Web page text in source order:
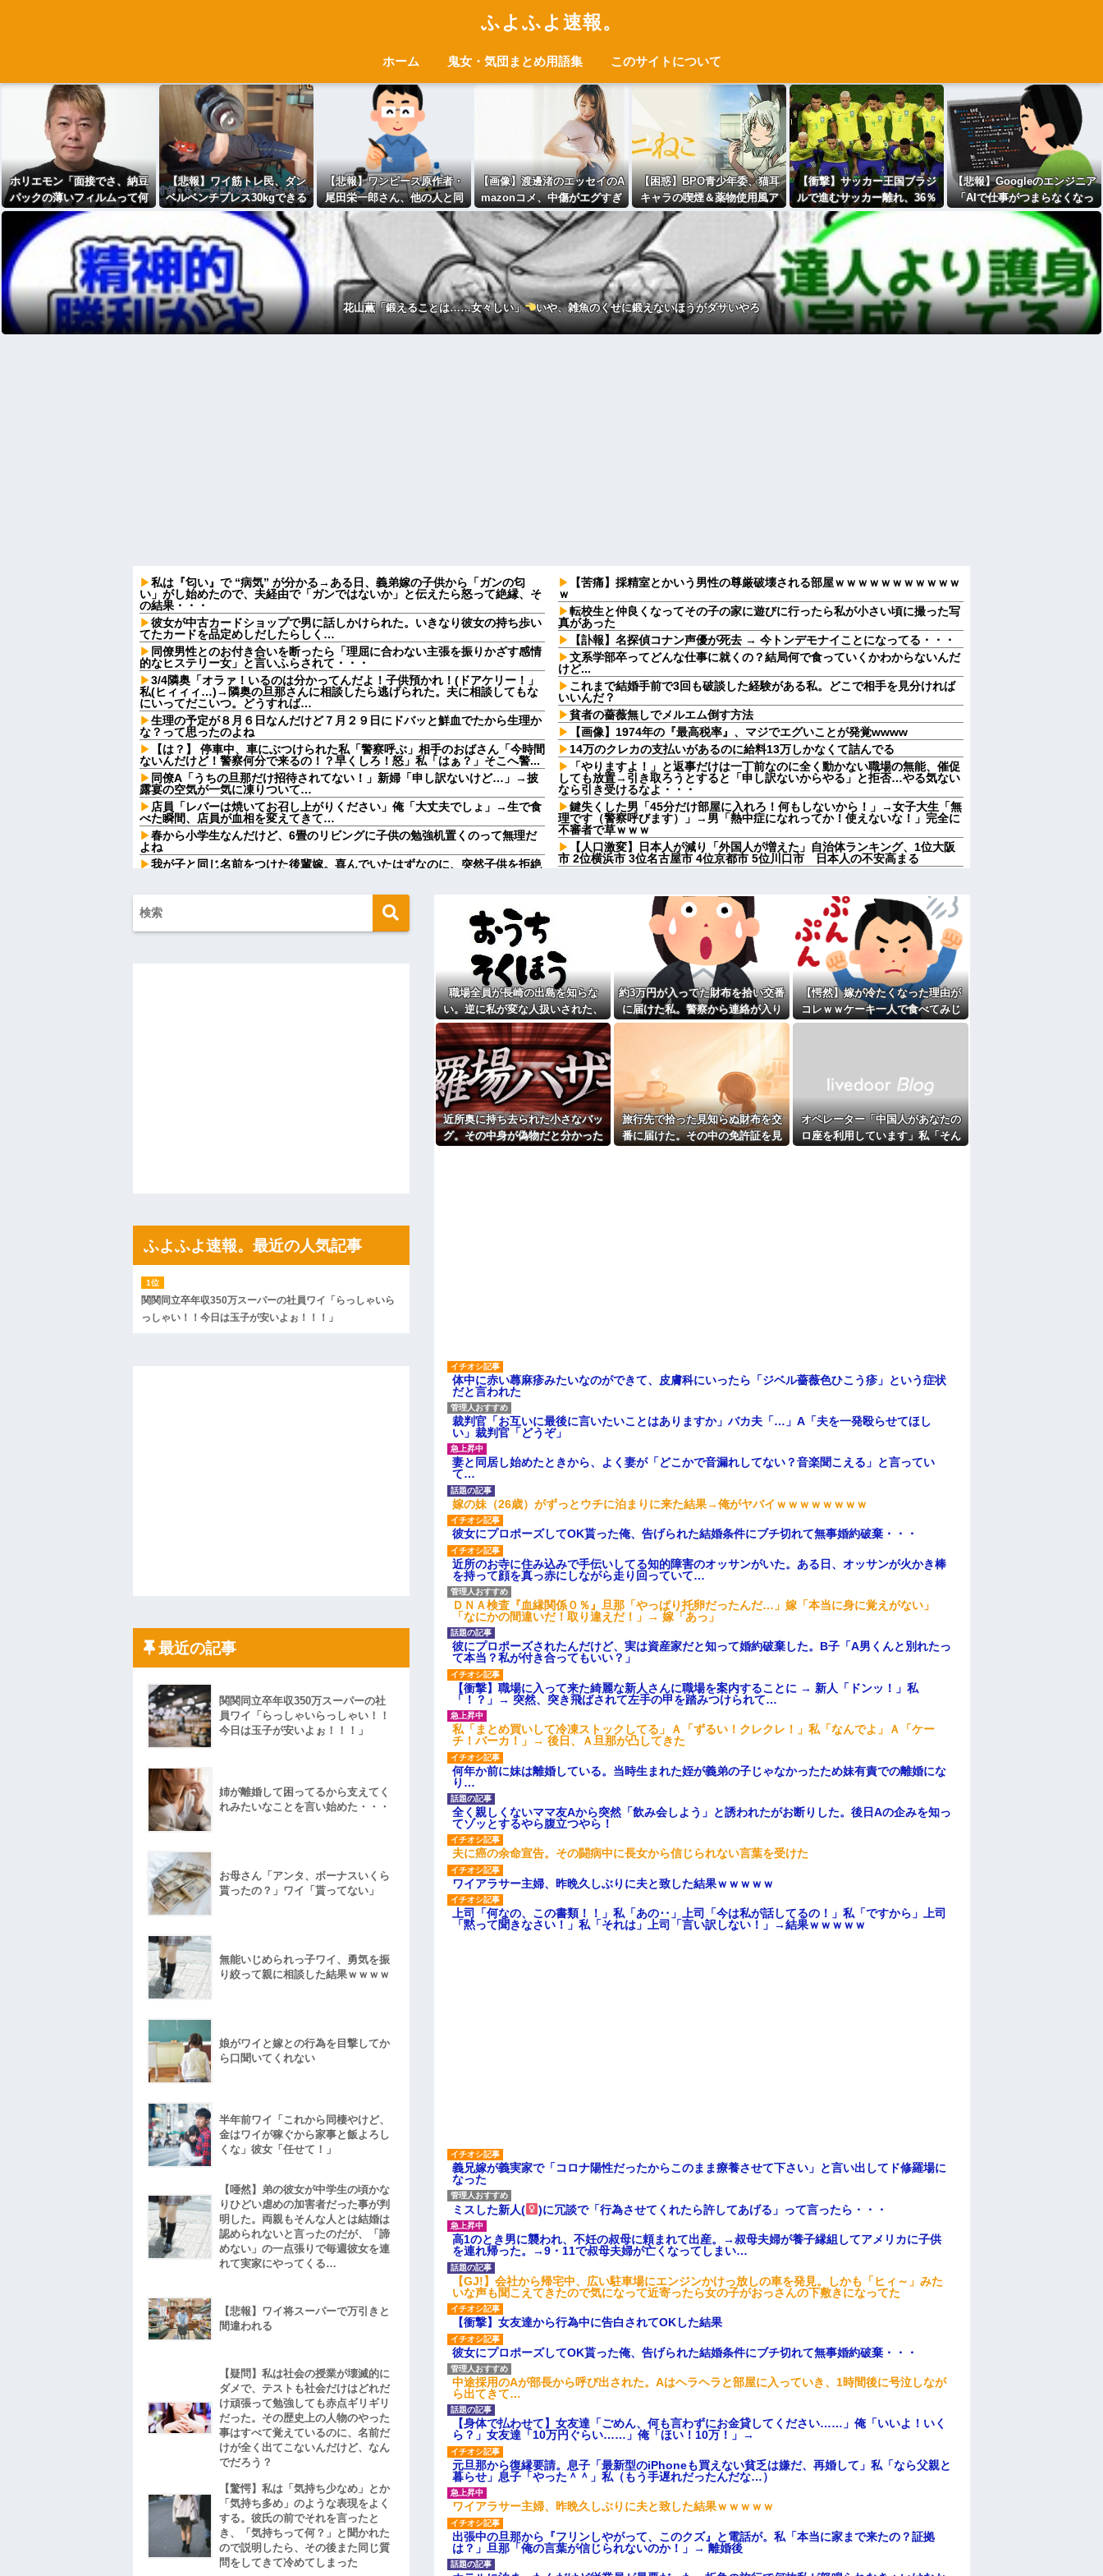
ふよふよ速報。
ホーム 鬼女・気団まとめ用語集 このサイトについて
ホリエモン「面接でさ、納豆
パックの薄いフィルムって何
のために入っていの？って聞
【悲報】ワイ筋トレ民、ダン
ベルベンチプレス30kgできる
ようになったのに全然マッチ
ョじゃなくて泣く
【悲報】ワンピース原作者・
尾田栄一郎さん、他の人と同
じ「漫画家」という肩書きに
【画像】渡邊渚のエッセイのA
mazonコメ、中傷がエグすぎ
る
【困惑】BPO青少年委、猫耳
キャラの喫煙＆薬物使用風ア
ニメをガチ議
論・・・・・・・・・
【衝撃】サッカー王国ブラジ
ルで進むサッカー離れ、36％
が「関心な
し」・・・・・・・・・
【悲報】Googleのエンジニア
「AIで仕事がつまらなくなっ
た」
花山薫「鍛えることは……女々しい」 いや、雑魚のくせに鍛えないほうがダサいやろ
私は『匂い』で “病気” が分かる→ある日、義弟嫁の子供から「ガンの匂
い」がし始めたので、夫経由で「ガンではないか」と伝えたら怒って絶縁、そ
の結果・・・
彼女が中古カードショップで男に話しかけられた。いきなり彼女の持ち歩い
てたカードを品定めしだしたらしく…
同僚男性とのお付き合いを断ったら「理屈に合わない主張を振りかざす感情
的なヒステリー女」と言いふらされて・・・
3/4隣奥「オラァ！いるのは分かってんだよ！子供預かれ！(ドアケリー！」
私(ヒィィィ…)→隣奥の旦那さんに相談したら逃げられた。夫に相談してもな
にいってだこいつ。どうすれば…
生理の予定が８月６日なんだけど７月２９日にドバッと鮮血でたから生理か
な？って思ったのよね
【は？】 停車中、車にぶつけられた私「警察呼ぶ」相手のおばさん「今時間
ないんだけど！警察何分で来るの！？早くしろ！怒」私「はぁ？」そこへ警...
同僚A「うちの旦那だけ招待されてない！」新婦「申し訳ないけど…」→披
露宴の空気が一気に凍りついて…
店員「レバーは焼いてお召し上がりください」俺「大丈夫でしょ」→生で食
べた瞬間、店員が血相を変えてきて…
春から小学生なんだけど、6畳のリビングに子供の勉強机置くのって無理だ
よね
我が子と同じ名前をつけた後輩嫁。喜んでいたはずなのに、突然子供を拒絶
お腹の中にいる子供が男だと判明したら嫁がキレ出した。嫁はどうしても女
が欲しかったらしく...
【悲報】 ワイ「ラーメン一袋だけじゃ足らんわ！二袋作ったろ！」→結果ｗ
ｗｗ
【爆笑動画】ママさん「新しい洗濯機買って1発目に回したらコレw」←こw
【画像】令和最新版の宇垣美里さん←こう言うのでいいんだよが目一杯詰ま
移民ベトナム女達の宅飲み、レベチｗｗｗｗｗｗｗｗｗｗｗｗｗｗｗｗｗｗ
【驚愕】SNSで異性とやりとり《不倫》になる？→既婚男女の約7割がまさ
【画像】ディズニーのおいなり巻（600円）、流石にアレすぎて賛否両論の
俺「ゲーム機どこ？」親「ちょっと借りたよ」→どうぶつの森を開いた瞬
ハードオフに売っていた4万4000円のフィギュアがヤバすぎるｗｗｗｗｗｗ
後続車にクラクションを鳴らされ彼氏が逆切れ。「何クラクション鳴らして
んだ！降りてこいよ！」と怒鳴りだし...
【衝撃】報酬100万円超の治験募集がこちらｗｗｗｗｗ(※画像あり)
ｗｗｗｗｗｗｗｗｗｗ
【愕然】白のクラウン俺氏、高速道路左車線を制限速度で走った結果
wwwwwwwwwwww
【苦痛】採精室とかいう男性の尊厳破壊される部屋ｗｗｗｗｗｗｗｗｗｗｗ
ｗ
転校生と仲良くなってその子の家に遊びに行ったら私が小さい頃に撮った写
真があった
【訃報】名探偵コナン声優が死去 → 今トンデモナイことになってる・・・
文系学部卒ってどんな仕事に就くの？結局何で食っていくかわからないんだ
けど...
これまで結婚手前で3回も破談した経験がある私。どこで相手を見分ければ
いいんだ？
貧者の薔薇無しでメルエム倒す方法
【画像】1974年の『最高税率』、マジでエグいことが発覚wwww
14万のクレカの支払いがあるのに給料13万しかなくて詰んでる
「やりますよ！」と返事だけは一丁前なのに全く動かない職場の無能、催促
しても放置→引き取ろうとすると「申し訳ないからやる」と拒否…やる気ない
なら引き受けるなよ・・・
鍵失くした男「45分だけ部屋に入れろ！何もしないから！」→女子大生「無
理です（警察呼びます）」→男「熱中症になれってか！使えないな！」完全に
不審者で草ｗｗｗ
【人口激変】日本人が減り「外国人が増えた」自治体ランキング、1位大阪
市 2位横浜市 3位名古屋市 4位京都市 5位川口市 日本人の不安高まる
い………負け組って感じで他
鍵失くした男「45分だけ部屋に入れろ！何もしないから！」→女子大生「無
理です（警察呼びます）」→男「熱中症になれってか！使えないな！」完全に
夫も私も10連休。あれもしたいこれもしたいと2人でｷｬｯｷｬｳﾌﾌと計画立てて
たら、義妹が出来婚で5月4日に顔合わせするから「兄ちゃんヨロシク」って連
絡が…
お盆になると旦那の祖父母宅に５泊くらいさせられる。旦那は「行かなくて
いいよ」って言うんだけどトメに誘われると断れなくなってしまう
ねりけしで作った正露丸を飲ませたら｢すっげー効いた。サンキューな｣と笑
顔で返された
【驚愕】サークルで付き合った男が既婚者だった！しかも妻から直接電話が
来たんだがｗｗｗｗ
転校生と仲良くなってその子の家に遊びに行ったら私が小さい頃に撮った写
真があった
パートの面接で号泣しながら「ここもダメだったらもう食べていけないんで
す」って熱弁してた人がいた
主な税金の成り立ちを調べてみたよ
職場全員が長崎の出島を知らな
い。逆に私が変な人扱いされた、
一般常識だと思ってたのに
約3万円が入ってた財布を拾い交番
に届けた私。警察から連絡が入り
その金が私のものになった結果...
【愕然】嫁が冷たくなった理由が
コレｗｗケーキ一人で食べてみじ
めって言われてた・・・
近所奥に持ち去られた小さなバッ
グ。その中身が偽物だと分かった
旅行先で拾った見知らぬ財布を交
番に届けた。その中の免許証を見
オペレーター「中国人があなたの
ロ座を利用しています」私「そん
体中に赤い蕁麻疹みたいなのができて、皮膚科にいったら「ジベル薔薇色ひこう疹」という症状
だと言われた
裁判官「お互いに最後に言いたいことはありますか」バカ夫「…」A「夫を一発殴らせてほし
い」裁判官「どうぞ」
妻と同居し始めたときから、よく妻が「どこかで音漏れしてない？音楽聞こえる」と言ってい
て…
嫁の妹（26歳）がずっとウチに泊まりに来た結果→俺がヤバイｗｗｗｗｗｗｗｗ
彼女にプロポーズしてOK貰った俺、告げられた結婚条件にブチ切れて無事婚約破棄・・・
近所のお寺に住み込みで手伝いしてる知的障害のオッサンがいた。ある日、オッサンが火かき棒
を持って顔を真っ赤にしながら走り回っていて…
ＤＮＡ検査『血縁関係０％』旦那「やっぱり托卵だったんだ…」嫁「本当に身に覚えがない」
「なにかの間違いだ！取り違えだ！」→ 嫁「あっ」
彼にプロポーズされたんだけど、実は資産家だと知って婚約破棄した。B子「A男くんと別れたっ
て本当？私が付き合ってもいい？」
【衝撃】職場に入って来た綺麗な新人さんに職場を案内することに → 新人「ドンッ！」私
「！？」→ 突然、突き飛ばされて左手の甲を踏みつけられて…
私「まとめ買いして冷凍ストックしてる」Ａ「ずるい！クレクレ！」私「なんでよ」Ａ「ケー
チ！バーカ！」→ 後日、Ａ旦那が凸してきた
何年か前に妹は離婚している。当時生まれた姪が義弟の子じゃなかったため妹有責での離婚にな
り…
全く親しくないママ友Aから突然「飲み会しよう」と誘われたがお断りした。後日Aの企みを知っ
てゾッとするやら腹立つやら！
夫に癌の余命宣告。その闘病中に長女から信じられない言葉を受けた
ワイアラサー主婦、昨晩久しぶりに夫と致した結果ｗｗｗｗｗ
上司「何なの、この書類！！」私「あの‥」上司「今は私が話してるの！」私「ですから」上司
「黙って聞きなさい！」私「それは」上司「言い訳しない！」→結果ｗｗｗｗｗ
義兄嫁が義実家で「コロナ陽性だったからこのまま療養させて下さい」と言い出してド修羅場に
なった
ミスした新人( )に冗談で「行為させてくれたら許してあげる」って言ったら・・・
高1のとき男に襲われ、不妊の叔母に頼まれて出産。→叔母夫婦が養子縁組してアメリカに子供
を連れ帰った。→9・11で叔母夫婦が亡くなってしまい…
【GJ!】会社から帰宅中、広い駐車場にエンジンかけっ放しの車を発見。しかも「ヒィ～」みた
いな声も聞こえてきたので気になって近寄ったら女の子がおっさんの下敷きになってた
【衝撃】女友達から行為中に告白されてOKした結果
彼女にプロポーズしてOK貰った俺、告げられた結婚条件にブチ切れて無事婚約破棄・・・
中途採用のAが部長から呼び出された。Aはヘラヘラと部屋に入っていき、1時間後に号泣しなが
ら出てきて…
【身体で払わせて】女友達「ごめん、何も言わずにお金貸してください……」俺「いいよ！いく
ら？」女友達「10万円ぐらい……」俺「ほい！10万！」→
元旦那から復縁要請。息子「最新型のiPhoneも買えない貧乏は嫌だ、再婚して」私「なら父親と
暮らせ」息子「やった＾＾」私（もう手遅れだったんだな…）
ワイアラサー主婦、昨晩久しぶりに夫と致した結果ｗｗｗｗｗ
出張中の旦那から『フリンしやがって、このクズ』と電話が。私「本当に家まで来たの？証拠
は？」旦那「俺の言葉が信じられないのか！」→ 離婚後
ふよふよ速報。最近の人気記事
関関同立卒年収350万スーパーの社員ワイ「らっしゃいら
っしゃい！！今日は玉子が安いよぉ！！！」
最近の記事
関関同立卒年収350万スーパーの社
員ワイ「らっしゃいらっしゃい！！
今日は玉子が安いよぉ！！！」
姉が離婚して困ってるから支えてく
れみたいなことを言い始めた・・・
お母さん「アンタ、ボーナスいくら
貰ったの？」ワイ「貰ってない」
無能いじめられっ子ワイ、勇気を振
り絞って親に相談した結果ｗｗｗｗ
娘がワイと嫁との行為を目撃してか
ら口聞いてくれない
半年前ワイ「これから同棲やけど、
金はワイが稼ぐから家事と飯よろし
くな」彼女「任せて！」
【唖然】弟の彼女が中学生の頃かな
りひどい虐めの加害者だった事が判
明した。両親もそんな人とは結婚は
認められないと言ったのだが、「諦
めない」の一点張りで毎週彼女を連
れて実家にやってくる…
【悲報】ワイ将スーパーで万引きと
間違われる
【疑問】私は社会の授業が壊滅的に
ダメで、テストも社会だけはどれだ
け頑張って勉強しても赤点ギリギリ
だった。その歴史上の人物のやった
事はすべて覚えているのに、名前だ
けが全く出てこないんだけど、なん
でだろう？
【驚愕】私は「気持ち少なめ」とか
「気持ち多め」のような表現をよく
する。彼氏の前でそれを言ったと
き、「気持ちって何？」と聞かれた
ので説明したら、その後また同じ質
問をしてきて冷めてしまった